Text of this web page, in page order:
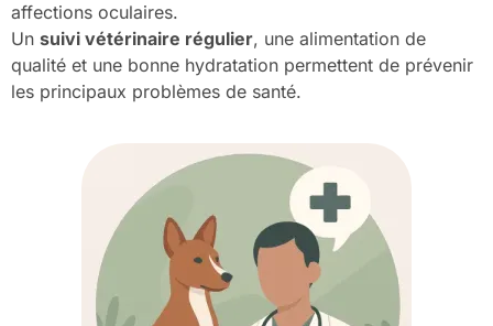
affections oculaires.
Un suivi vétérinaire régulier, une alimentation de
qualité et une bonne hydratation permettent de prévenir
les principaux problèmes de santé.